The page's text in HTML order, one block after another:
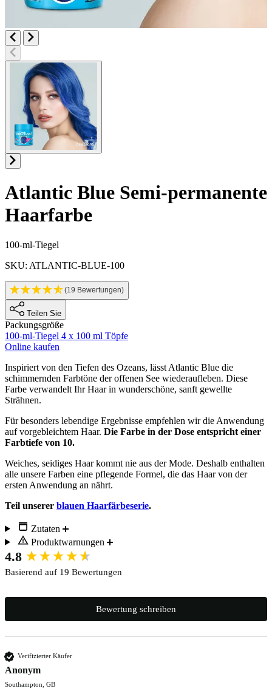
Atlantic Blue Semi-permanente
Haarfarbe
Produktinformationen
100-ml-Tiegel
SKU: ATLANTIC-BLUE-100
(19 Bewertungen)
Teilen Sie
Packungsgröße
100-ml-Tiegel 4 x 100 ml Töpfe
Online kaufen
Description
Inspiriert von den Tiefen des Ozeans, lässt Atlantic Blue die
schimmernden Farbtöne der offenen See wiederaufleben. Diese
Farbe verwandelt Ihr Haar in wunderschöne, sanft gewellte
Strähnen.
Für besonders lebendige Ergebnisse empfehlen wir die Anwendung
auf vorgebleichtem Haar. Die Farbe in der Dose entspricht einer
Farbtiefe von 10.
Weiches, seidiges Haar kommt nie aus der Mode. Deshalb enthalten
alle unsere Farben eine pflegende Formel, die das Haar von der
ersten Anwendung an nährt.
Teil unserer blauen Haarfärbeserie.
Zutaten
Produktwarnungen
4.8
Basierend auf 19 Bewertungen
Bewertung schreiben
Verifizierter Käufer
Anonym
Southampton, GB
New content loaded